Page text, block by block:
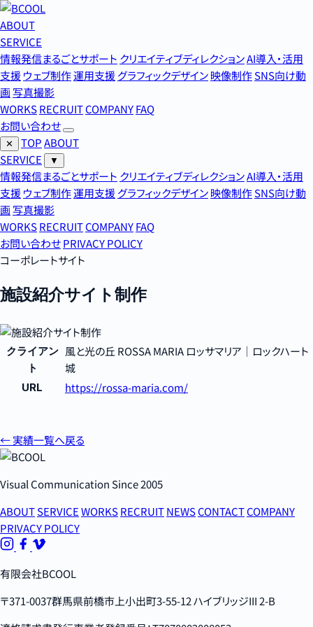
ABOUT
SERVICE
情報発信まるごとサポート クリエイティブディレクションAI導入・活用
支援ウェブ制作運用支援グラフィックデザイン映像制作SNS向け動
画写真撮影
WORKSRECRUITCOMPANYFAQ
お問い合わせ
✕ TOPABOUT
SERVICE
▼
情報発信まるごとサポート クリエイティブディレクションAI導入・活用
支援ウェブ制作運用支援グラフィックデザイン映像制作SNS向け動
画写真撮影
WORKSRECRUITCOMPANYFAQ
お問い合わせPRIVACY POLICY
コーポレートサイト
施設紹介サイト制作
クライアン
ト
風と光の丘 ROSSA MARIA ロッサマリア｜ロックハート
城
URL https://rossa-maria.com/
← 実績一覧へ戻る
Visual Communication Since 2005
ABOUTSERVICEWORKSRECRUITNEWSCONTACTCOMPANY
PRIVACY POLICY
有限会社BCOOL
〒371-0037群馬県前橋市上小出町3-55-12 ハイブリッジIII 2-B